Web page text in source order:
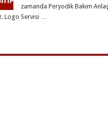
zamanda Peryodik Bakım
Logo Servisi …